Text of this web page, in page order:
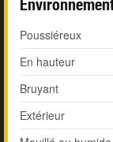
Poussiéreux
En hauteur
Bruyant
Extérieur